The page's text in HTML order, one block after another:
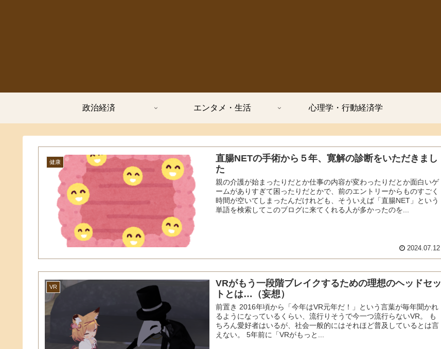
政治経済 エンタメ・生活 心理学・行動経済学
健康
直腸NETの手術から５年、寛解の診断をいただきまし
た
親の介護が始まったりだとか仕事の内容が変わったりだとか面白いゲ
ームがありすぎて困ったりだとかで、前のエントリーからものすごく
時間が空いてしまったんだけれども、そういえば「直腸NET」という
単語を検索してこのブログに来てくれる人が多かったのを...
2024.07.12
VR
VRがもう一段階ブレイクするための理想のヘッドセッ
トとは…（妄想）
前置き 2016年頃から「今年はVR元年だ！」という言葉が毎年聞かれ
るようになっているくらい、流行りそうで今一つ流行らないVR。 も
ちろん愛好者はいるが、社会一般的にはそれほど普及しているとは言
えない。 5年前に「VRがもっと...